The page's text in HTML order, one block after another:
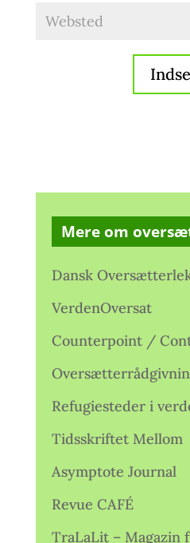
Mere om
Dansk
VerdenOversat
Counterpoint /
Refugiesteder i
Tidsskriftet Mellom
Asymptote Journal
Revue CAFÉ
TraLaLit – Magazin